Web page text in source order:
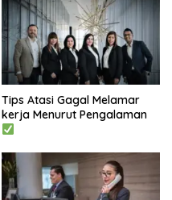
Tips Atasi Gagal Melamar
kerja Menurut Pengalaman